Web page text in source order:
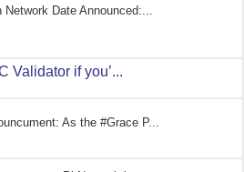
Date Announced:...
Validator if you’...
As the #Grace P...